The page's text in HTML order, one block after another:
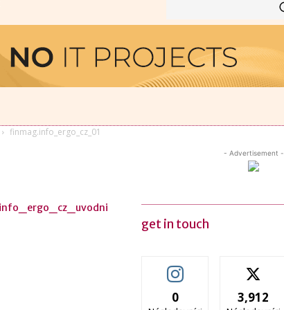
finmag.info_ergo_cz_01
- Advertisement -
get in touch
0 3,912